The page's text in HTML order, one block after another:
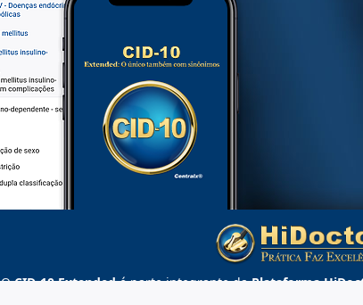
OCID-10 Extendedé parte integrante daPlataforma